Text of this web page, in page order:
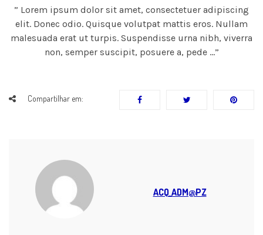
” Lorem ipsum dolor sit amet, consectetuer adipiscing
elit. Donec odio. Quisque volutpat mattis eros. Nullam
malesuada erat ut turpis. Suspendisse urna nibh, viverra
non, semper suscipit, posuere a, pede …”
Compartilhar em:
ACQ_ADM@PZ